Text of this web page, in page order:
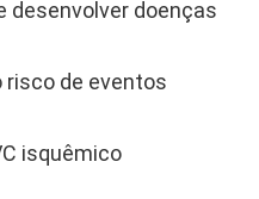
desenvolver doenças
risco de eventos
isquêmico